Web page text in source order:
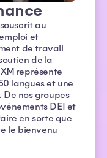
au
et
de travail
de la
représente
langues et une
nos groupes
DEI et
en sorte que
le bienvenu